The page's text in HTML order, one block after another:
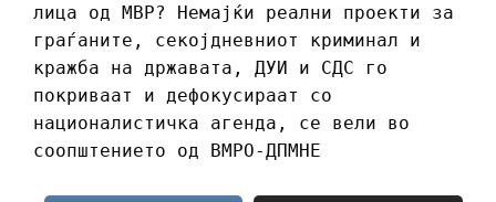
лица од МВР? Немајќи реални проекти за
граѓаните, секојдневниот криминал и
кражба на државата, ДУИ и СДС го
покриваат и дефокусираат со
националистичка агенда, се вели во
соопштението од ВМРО-ДПМНЕ